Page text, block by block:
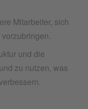
Mitarbeiter, sich
und die
zu nutzen, was